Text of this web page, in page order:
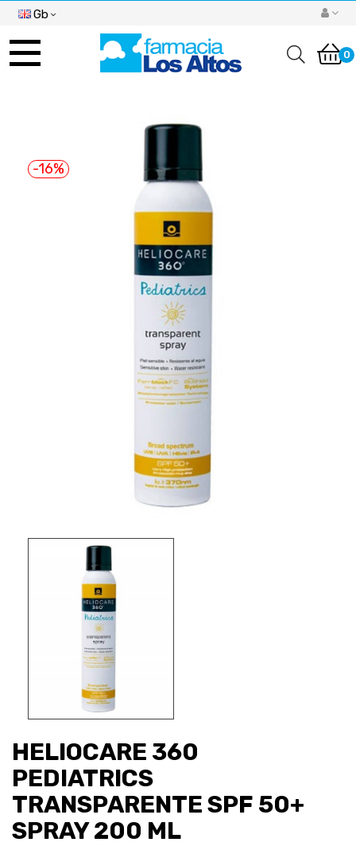
Gb
Toggle
navigation 0
-16%
HELIOCARE 360
PEDIATRICS
TRANSPARENTE SPF 50+
SPRAY 200 ML